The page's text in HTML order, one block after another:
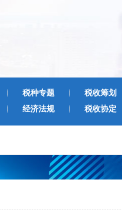
税种专题 税收筹划
经济法规 税收协定